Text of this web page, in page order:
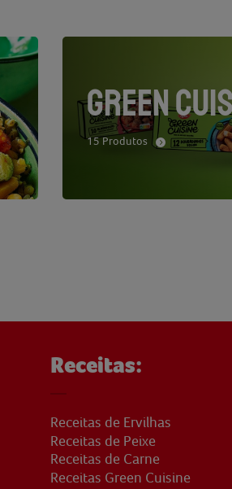
GREEN
15 Produtos
Receitas:
Receitas de Ervilhas
Receitas de Peixe
Receitas de Carne
Receitas Green Cuisine